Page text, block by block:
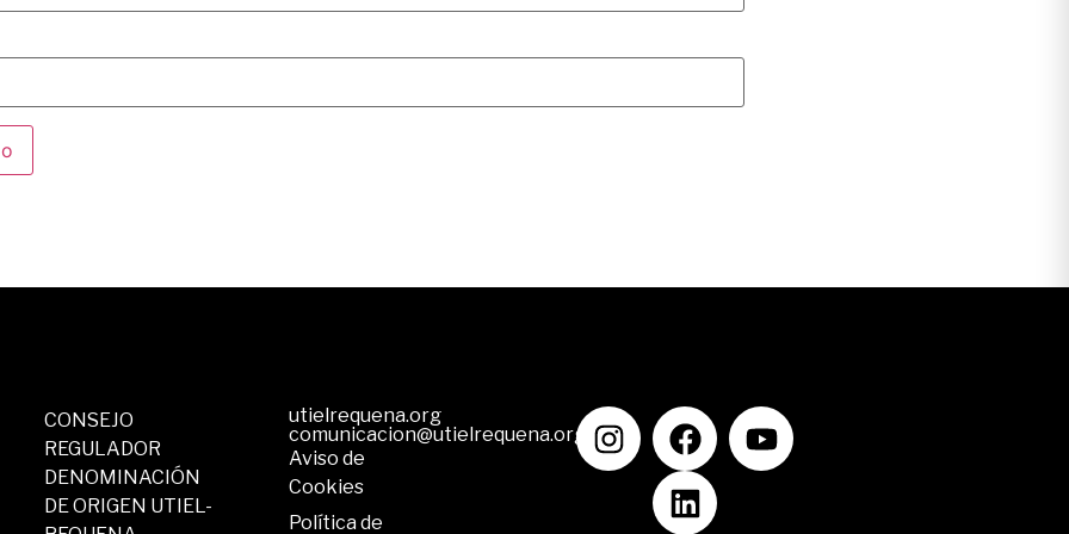
CONSEJO
REGULADOR
DENOMINACIÓN
DE ORIGEN UTIEL-
utielrequena.org
comunicacion@utielrequena.org
Aviso de
Cookies
Política de